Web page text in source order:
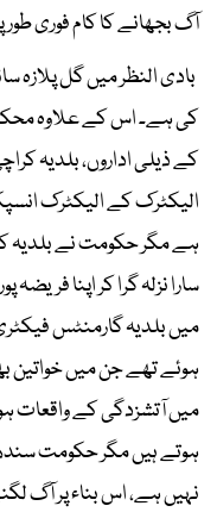
آگ بجھانے کا کام فوری طور
بادی النظر میں گل
کی ہے۔ اس کے علاوہ
کے ذیلی اداروں، بلدیہ
الیکٹرک کے الیکٹرک
ہے مگر حکومت نے بلدیہ
ہوئے تھے جن میں خواتین
میں آتشزدگی کے واقعات
ہوتے ہیں مگر حکومت
نہیں ہے، اس بناء پر آگ